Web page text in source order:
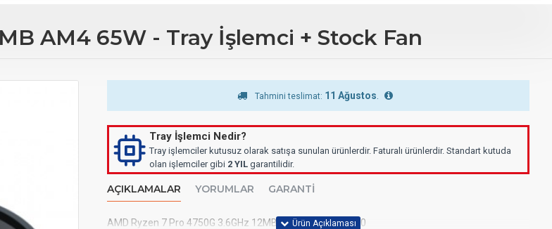
AM4 65W - Tray İşlemci + Stock Fan
Tahmini teslimat: 11 Ağustos
Tray İşlemci Nedir?
Tray işlemciler kutusuz olarak satışa sunulan ürünlerdir. Faturalı ürünlerdir. Standart kutuda
olan işlemciler gibi 2 YIL garantilidir.
AÇIKLAMALAR YORUMLAR GARANTI
AMD Ryzen 7 Pro 4750G 3.6GHz 12MB AM4 65W - PCIe 3.0